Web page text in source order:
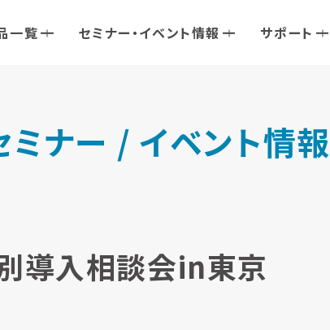
一覧 セミナー・イベント情報 サポート
ミナー / イベント情報
導入相談会in東京